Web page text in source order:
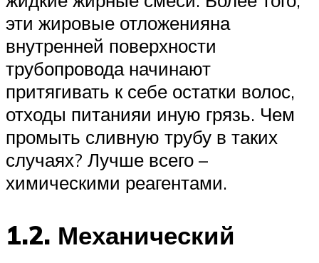
эти жировые отложенияна
внутренней поверхности
трубопровода начинают
притягивать к себе остатки волос,
отходы питанияи иную грязь. Чем
промыть сливную трубу в таких
случаях? Лучше всего –
химическими реагентами.
1.2. Механический